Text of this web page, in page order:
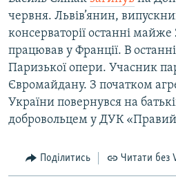
червня. Львів’янин,
консерваторії останні майже
працював у Франції. В
Паризької опери. Учасник
Євромайдану. З початком
України повернувся на
добровольцем у ДУК «Правий
Поділитись Читати без